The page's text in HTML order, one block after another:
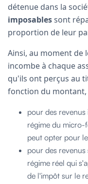
détenue dans la
imposablessont
proportion de leur
Ainsi, au moment de
incombe à chaque
qu'ils ont perçus au
fonction du montant,
pour des revenus
régime du micro-
peut opter pour
pour des revenus
régime réel qui
de l'impôt sur le